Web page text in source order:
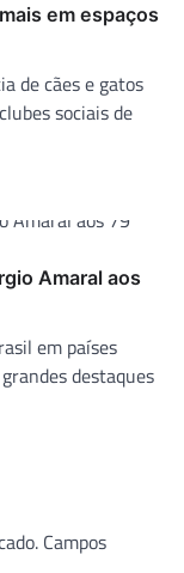
em espaços
de cães e gatos
sociais de
Amaral aos
em países
destaques
Campos